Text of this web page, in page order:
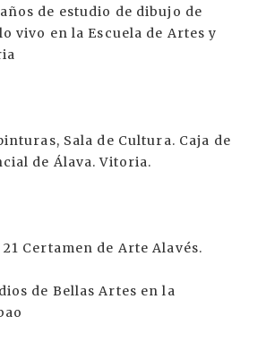
de estudio de dibujo de
vivo en la Escuela de Artes y
Sala de Cultura. Caja de
de Álava. Vitoria.
Certamen de Arte Alavés.
de Bellas Artes en la